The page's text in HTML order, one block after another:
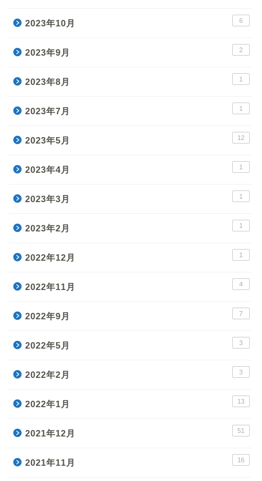
2023年10月 6
2023年9月 2
2023年8月 1
2023年7月 1
2023年5月 12
2023年4月 1
2023年3月 1
2023年2月 1
2022年12月 1
2022年11月 4
2022年9月 7
2022年5月 3
2022年2月 3
2022年1月 13
2021年12月 51
2021年11月 16